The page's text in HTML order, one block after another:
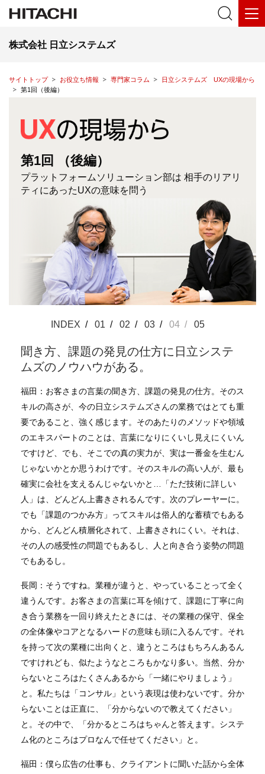
株式会社 日立システムズ
サイトトップ お役立ち情報 専門家コラム
日立システムズ UXの現場から
第1回（後編）
第1回 （後編）
プラットフォームソリューション部は 相手のリアリ
ティにあったUXの意味を問う
INDEX 01 02 03 04 05
聞き方、課題の発見の仕方に日立システ
ムズのノウハウがある。
福田：お客さまの言葉の聞き方、課題の発見の仕方。そのス
キルの高さが、今の日立システムズさんの業務ではとても重
要であること、強く感じます。そのあたりのメソッドや領域
のエキスパートのことは、言葉になりにくいし見えにくいん
ですけど、でも、そこでの真の実力が、実は一番金を生むん
じゃないかとか思うわけです。そのスキルの高い人が、最も
確実に会社を支えるんじゃないかと…「ただ技術に詳しい
人」は、どんどん上書きされるんです。次のプレーヤーに。
でも「課題のつかみ方」ってスキルは俗人的な蓄積でもある
から、どんどん積層化されて、上書きされにくい。それは、
その人の感受性の問題でもあるし、人と向き合う姿勢の問題
でもあるし。
長岡：そうですね。業種が違うと、やっていることって全く
違うんです。お客さまの言葉に耳を傾けて、課題に丁寧に向
き合う業務を一回り終えたときには、その業種の保守、保全
の全体像やコアとなるハードの意味も頭に入るんです。それ
を持って次の業種に出向くと、違うところはもちろんあるん
ですけれども、似たようなところもかなり多い。当然、分か
らないところはたくさんあるから「一緒にやりましょう」
と。私たちは「コンサル」という表現は使わないです。分か
らないことは正直に、「分からないので教えてください」
と。その中で、「分かるところはちゃんと答えます。システ
ム化のところはプロなんで任せてください」と。
福田：僕ら広告の仕事も、クライアントに聞いた話から全体